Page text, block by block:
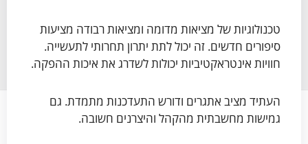
טכנולוגיות של מציאות מדומה ומציאות רבודה מציעות
סיפורים חדשים. זה יכול לתת יתרון תחרותי לתעשייה.
חוויות אינטראקטיביות יכולות לשדרג את איכות ההפקה.
העתיד מציב אתגרים ודורש התעדכנות מתמדת. גם
גמישות מחשבתית מהקהל והיצרנים חשובה.